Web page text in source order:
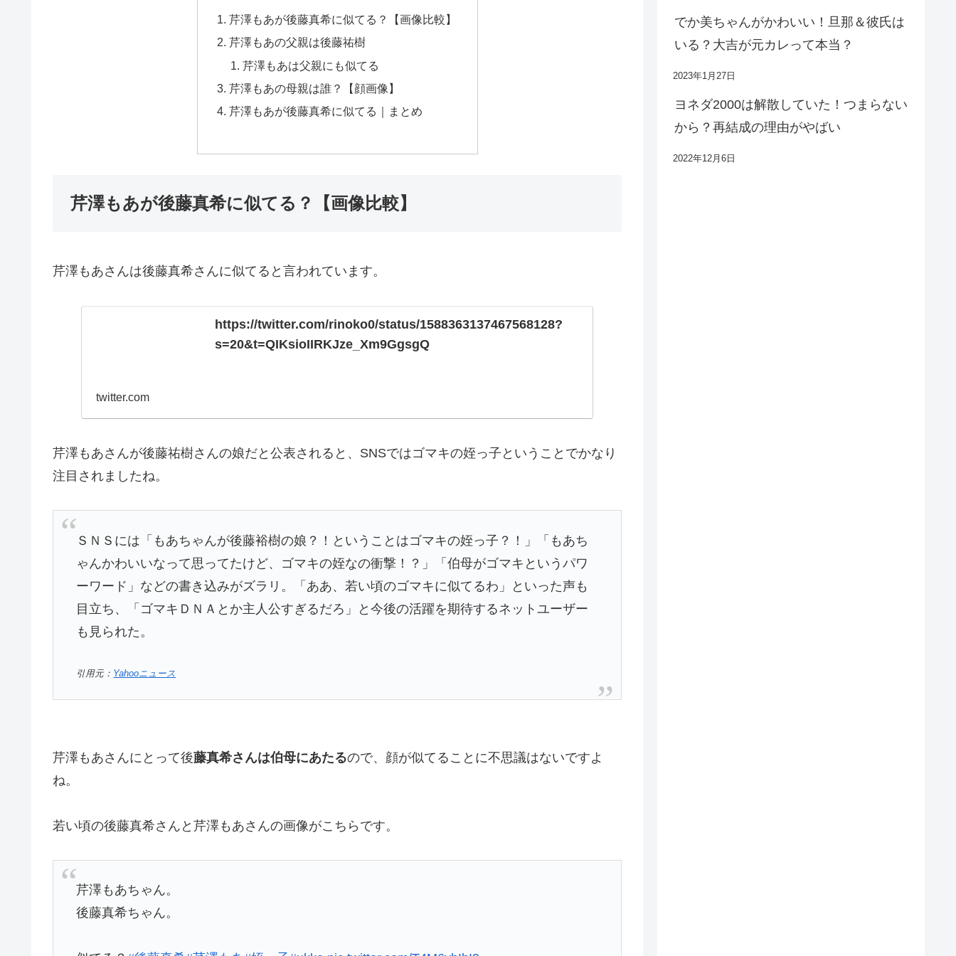
芹澤もあが後藤真希に似てる？【画像比較】
芹澤もあの父親は後藤祐樹
芹澤もあは父親にも似てる
芹澤もあの母親は誰？【顔画像】
芹澤もあが後藤真希に似てる｜まとめ
芹澤もあが後藤真希に似てる？【画像比較】
芹澤もあさんは後藤真希さんに似てると言われています。
https://twitter.com/rinoko0/status/1588363137467568128?
s=20&t=QIKsioIIRKJze_Xm9GgsgQ
twitter.com
芹澤もあさんが後藤祐樹さんの娘だと公表されると、SNSではゴマキの姪っ子ということでかなり
注目されましたね。
ＳＮＳには「もあちゃんが後藤裕樹の娘？！ということはゴマキの姪っ子？！」「もあち
ゃんかわいいなって思ってたけど、ゴマキの姪なの衝撃！？」「伯母がゴマキというパワ
ーワード」などの書き込みがズラリ。「ああ、若い頃のゴマキに似てるわ」といった声も
目立ち、「ゴマキＤＮＡとか主人公すぎるだろ」と今後の活躍を期待するネットユーザー
も見られた。
引用元： Yahooニュース
芹澤もあさんにとって後藤真希さんは伯母にあたるので、顔が似てることに不思議はないですよ
ね。
若い頃の後藤真希さんと芹澤もあさんの画像がこちらです。
芹澤もあちゃん。
後藤真希ちゃん。
でか美ちゃんがかわいい！旦那＆彼氏は
いる？大吉が元カレって本当？
2023年1月27日
ヨネダ2000は解散していた！つまらない
から？再結成の理由がやばい
2022年12月6日